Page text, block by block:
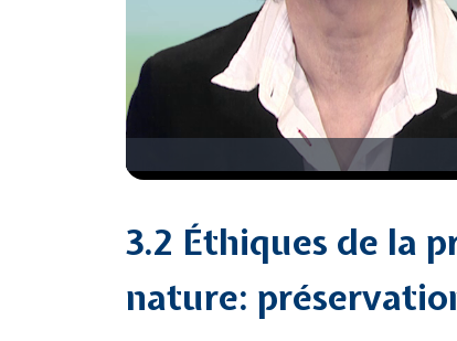
3.2 Éthiques de la
nature: